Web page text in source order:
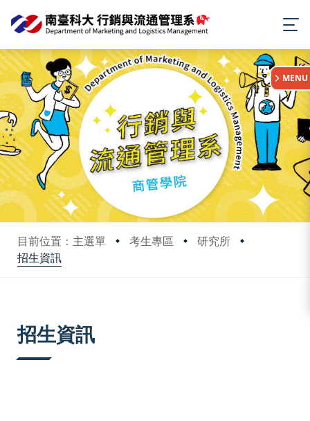
目前位置：主選單 考生專區
研究所
招生資訊
:::
MENU
招生資訊